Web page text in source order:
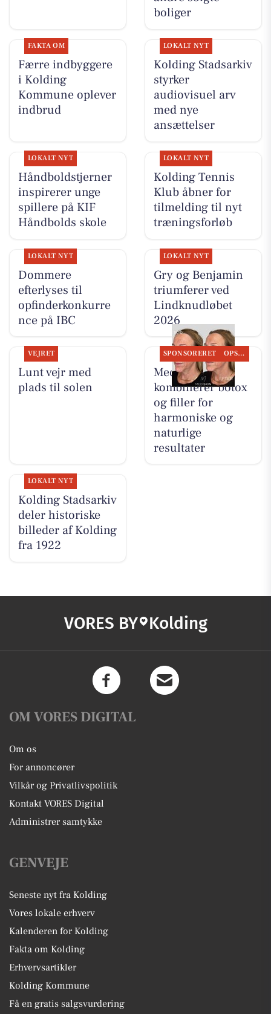
boliger
FAKTA OM
Færre indbyggere
i Kolding
Kommune oplever
indbrud
LOKALT NYT
Kolding Stadsarkiv
styrker
audiovisuel arv
med nye
ansættelser
LOKALT NYT
Håndboldstjerner
inspirerer unge
spillere på KIF
Håndbolds skole
LOKALT NYT
Kolding Tennis
Klub åbner for
tilmelding til nyt
træningsforløb
LOKALT NYT
Dommere
efterlyses til
opfinderkonkurre
nce på IBC
LOKALT NYT
Gry og Benjamin
triumferer ved
Lindknudløbet
2026
VEJRET
Lunt vejr med
plads til solen
SPONSORERET OPSLAGSTAVLEN
MediSkin
kombinerer botox
og filler for
harmoniske og
naturlige
resultater
LOKALT NYT
Kolding Stadsarkiv
deler historiske
billeder af Kolding
fra 1922
VORES BY Kolding
OM VORES DIGITAL
Om os
For annoncører
Vilkår og Privatlivspolitik
Kontakt VORES Digital
Administrer samtykke
GENVEJE
Seneste nyt fra Kolding
Vores lokale erhverv
Kalenderen for Kolding
Fakta om Kolding
Erhvervsartikler
Kolding Kommune
Få en gratis salgsvurdering